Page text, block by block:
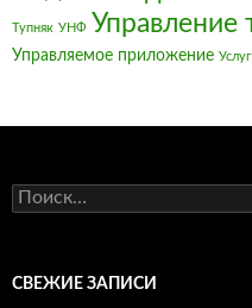
Тупняк УНФ Управление
Управляемое приложение
Найти:
СВЕЖИЕ ЗАПИСИ